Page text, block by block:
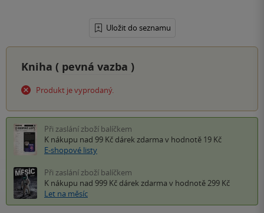
Uložit do seznamu
Kniha ( pevná vazba )
Produkt je vyprodaný.
Při zaslání zboží balíčkem
K nákupu nad 99 Kč dárek zdarma v hodnotě 19 Kč
E-shopové listy
Při zaslání zboží balíčkem
K nákupu nad 999 Kč dárek zdarma v hodnotě 299 Kč
Let na měsíc